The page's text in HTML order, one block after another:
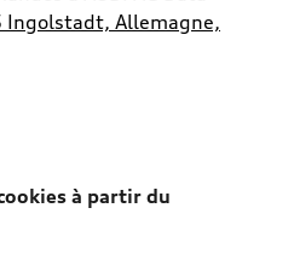
Ingolstadt, Allemagne,
à partir du